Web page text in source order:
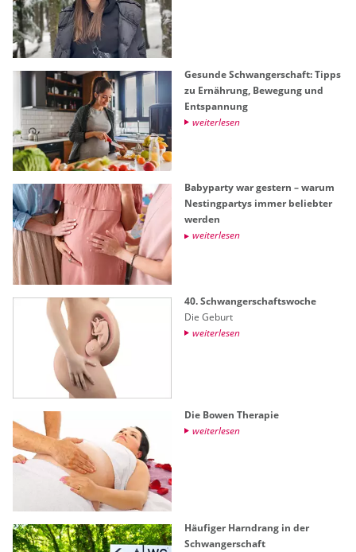
Ge­sun­de Schwan­ger­schaft: Tipps
zu Er­näh­rung, Be­we­gung und
Ent­span­nung
wei­ter­le­sen
Ba­by­par­ty war ges­tern – warum
Nes­ting­par­tys immer be­lieb­ter
wer­den
wei­ter­le­sen
40. Schwan­ger­schafts­wo­che
Die Ge­burt
wei­ter­le­sen
Die Bowen The­ra­pie
wei­ter­le­sen
Häu­fi­ger Harn­drang in der
Schwan­ger­schaft